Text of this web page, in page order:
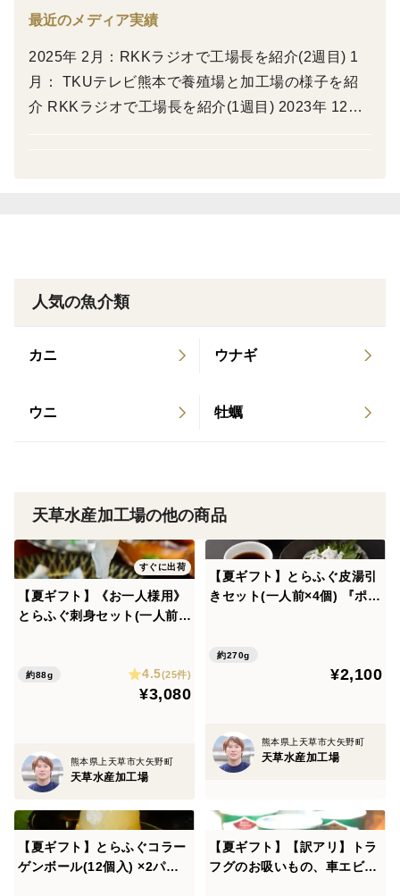
圧倒的な凍結スピードにより氷結晶の膨張を最大限抑え
保てます。
ふぐ料理人が手がけた黒ポン酢は、ふぐ鍋との相性抜
(刺身セット)
水飴)/アルコール、調味料(アミノ酸等)、カラメル色
(製造地:山口県)
(製造地:山口県)
・乾燥ネギ
(製造地:福岡県)
(鍋セット)
調味料、かつお削り節、昆布、調味料(アミノ酸等)(一部
に小麦、大豆を含む))
・もみじおろし(大根、唐辛子、pH調整剤、ラック色素)
(製造地:埼玉県)
・昆布
(製造地:北海道)
■賞味期限
最近のメディア実績
2025年 2月：RKKラジオで工場長を紹介(2週目) 1
月： TKUテレビ熊本で養殖場と加工場の様子を紹
介 RKKラジオで工場長を紹介(1週目) 2023年 12
uTube「2丁拳銃小堀裕之のほこりまみれ」に出演
2015年10月：KKTくまもと県民テレビで催事の試
で商品を紹介 RKK熊本放送で商品を紹介
人気の魚介類
カニ ウナギ
ウニ 牡蠣
天草水産加工場の他の商品
すぐに出荷
【夏ギフト】《お一人様用》
とらふぐ刺身セット(一人前×
お中元 自分用 のし対応
約88g 4.5(25件)
¥3,080
熊本県上天草市大矢野町
天草水産加工場
【夏ギフト】とらふぐ皮湯引
きセット(一人前×4個) 『ポン
中元 自分用 のし対応
約270g
¥2,100
熊本県上天草市大矢野町
天草水産加工場
【夏ギフト】とらふぐコラー
ゲンボール(12個入) ×2パッ
【夏ギフト】【訳アリ】トラ
フグのお吸いもの、車エビの